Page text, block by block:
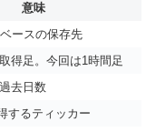
意味
ースの保存先
得足。今回は1時間足
去日数
するティッカー